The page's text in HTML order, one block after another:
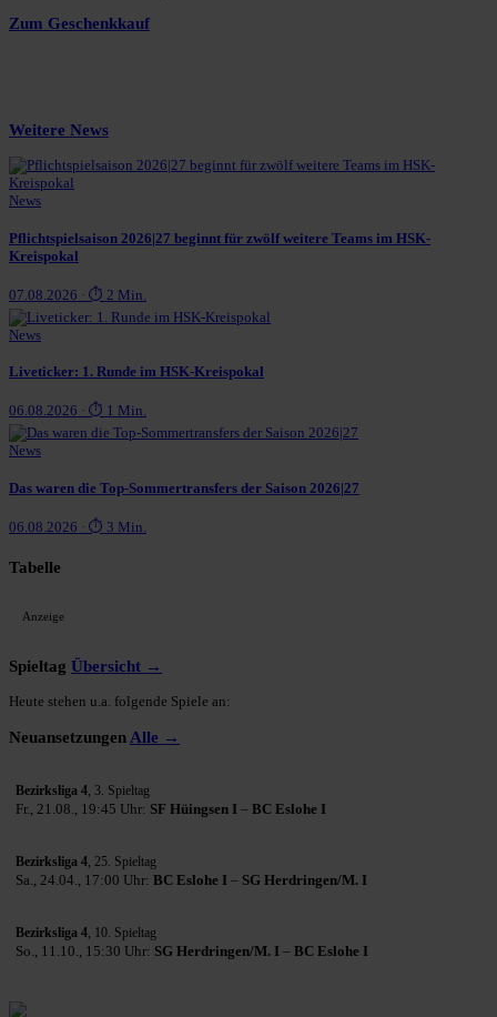
Zum Geschenkkauf
Weitere News
News
Pflichtspielsaison 2026|27 beginnt für zwölf weitere Teams im HSK-
Kreispokal
07.08.2026 · ⏱ 2 Min.
News
Liveticker: 1. Runde im HSK-Kreispokal
06.08.2026 · ⏱ 1 Min.
News
Das waren die Top-Sommertransfers der Saison 2026|27
06.08.2026 · ⏱ 3 Min.
Tabelle
Anzeige
Spieltag Übersicht →
Heute stehen u.a. folgende Spiele an:
Neuansetzungen Alle →
Bezirksliga 4, 3. Spieltag
Fr., 21.08., 19:45 Uhr: SF Hüingsen I – BC Eslohe I
Bezirksliga 4, 25. Spieltag
Sa., 24.04., 17:00 Uhr: BC Eslohe I – SG Herdringen/M. I
Bezirksliga 4, 10. Spieltag
So., 11.10., 15:30 Uhr: SG Herdringen/M. I – BC Eslohe I